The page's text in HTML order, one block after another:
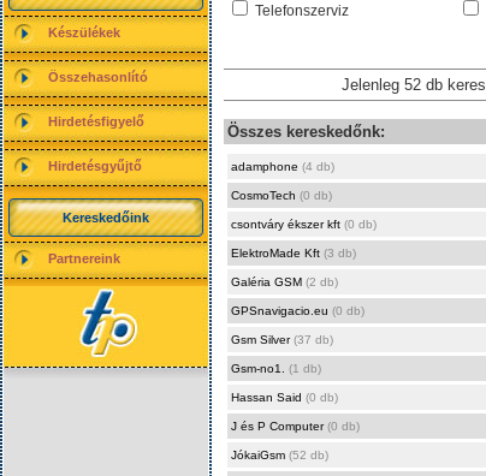
Készülékek
Összehasonlító
Hirdetésfigyelő
Hirdetésgyűjtő
Kereskedőink
Partnereink
Telefonszerviz
Jelenleg 52 db
Összes kereskedőnk:
adamphone (4 db)
CosmoTech (0 db)
csontváry ékszer kft (0 db)
ElektroMade Kft (3 db)
Galéria GSM (2 db)
GPSnavigacio.eu (0 db)
Gsm Silver(37 db)
Gsm-no1. (1 db)
Hassan Said (0 db)
J és P Computer(0 db)
JókaiGsm (52 db)